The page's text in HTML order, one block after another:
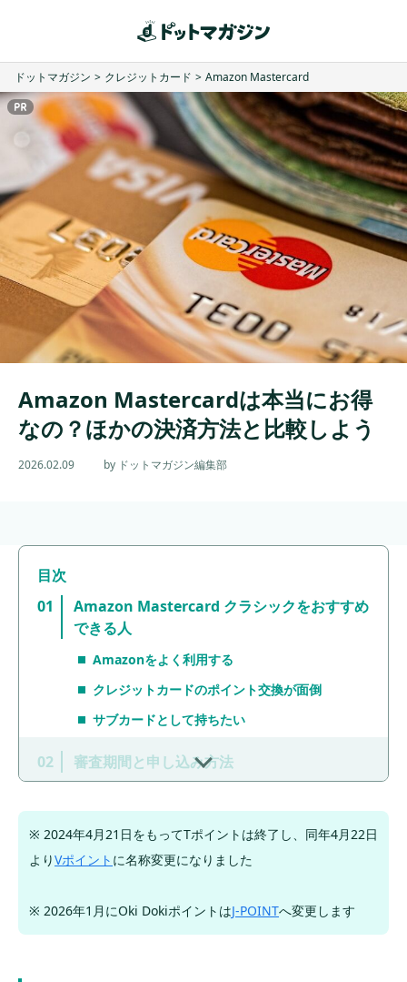
ドットマガジン > クレジットカード > Amazon Mastercard
Amazon Mastercardは本当にお得
なの？ほかの決済方法と比較しよう
2026.02.09 by ドットマガジン編集部
Amazon Mastercard クラシックをおすすめ
できる人
Amazonをよく利用する
クレジットカードのポイント交換が面倒
サブカードとして持ちたい
審査期間と申し込み方法
クラシックよりもゴールドの方がお得？
※ 2024年4月21日をもってTポイントは終了し、同年4月22日
よりVポイント に名称変更になりました
※ 2026年1月にOki DokiポイントはJ-POINTへ変更します